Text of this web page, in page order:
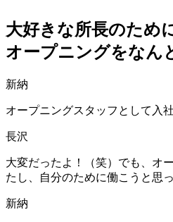
大好きな所長のため
オープニングをなん
新納
オープニングスタッフとして入
長沢
大変だったよ！（笑）でも、オ
たし、自分のために働こうと思
新納